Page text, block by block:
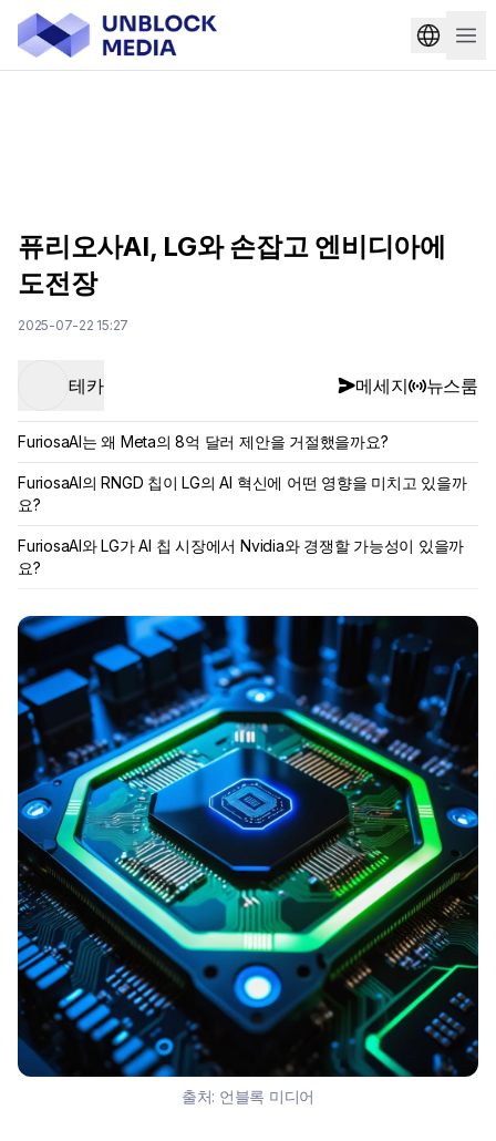
퓨리오사AI, LG와 손잡고 엔비디아에
도전장
2025-07-22 15:27
테카 메세지 뉴스룸
FuriosaAI는 왜 Meta의 8억 달러 제안을 거절했을까요?
FuriosaAI의 RNGD 칩이 LG의 AI 혁신에 어떤 영향을 미치고 있을까
요?
FuriosaAI와 LG가 AI 칩 시장에서 Nvidia와 경쟁할 가능성이 있을까
요?
출처: 언블록 미디어